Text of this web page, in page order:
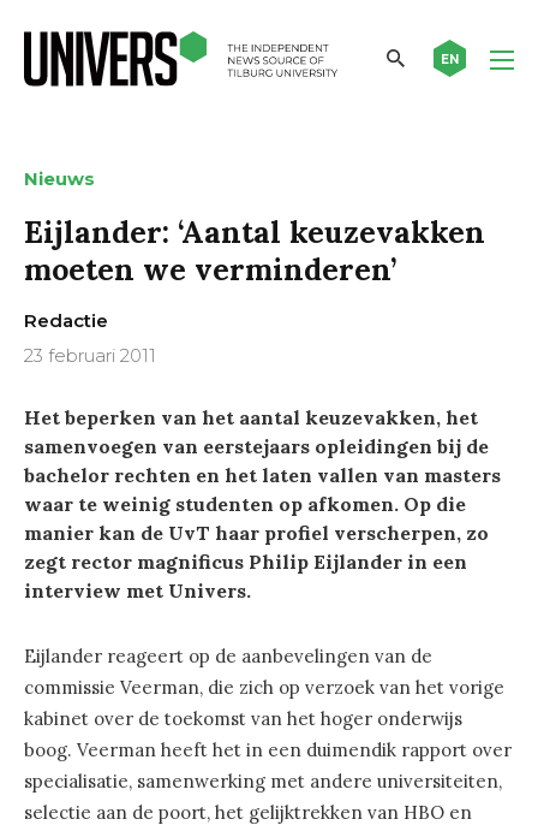
EN
Nieuws
Eijlander: ‘Aantal keuzevakken
moeten we verminderen’
Redactie
23 februari 2011
Het beperken van het aantal keuzevakken, het
samenvoegen van eerstejaars opleidingen bij de
bachelor rechten en het laten vallen van masters
waar te weinig studenten op afkomen. Op die
manier kan de UvT haar profiel verscherpen, zo
zegt rector magnificus Philip Eijlander in een
interview met Univers.
Eijlander reageert op de aanbevelingen van de
commissie Veerman, die zich op verzoek van het vorige
kabinet over de toekomst van het hoger onderwijs
boog. Veerman heeft het in een duimendik rapport over
specialisatie, samenwerking met andere universiteiten,
selectie aan de poort, het gelijktrekken van HBO en